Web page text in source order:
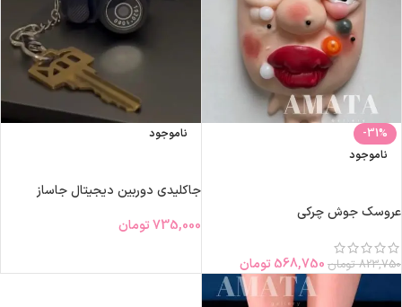
-31%
ناموجود
عروسک جوش چرکی
823,750 تومان 568,750 تومان
ناموجود
جاکلیدی دوربین دیجیتال جاساز
735,000تومان